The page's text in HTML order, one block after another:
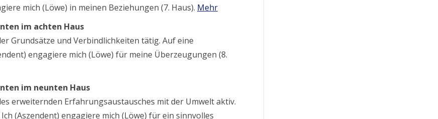
mich (Löwe) in meinen Beziehungen (7. Haus). Mehr
im achten Haus
Grundsätze und Verbindlichkeiten tätig. Auf eine
engagiere mich (Löwe) für meine Überzeugungen (8.
im neunten Haus
erweiternden Erfahrungsaustausches mit der Umwelt aktiv.
(Aszendent) engagiere mich (Löwe) für ein sinnvolles